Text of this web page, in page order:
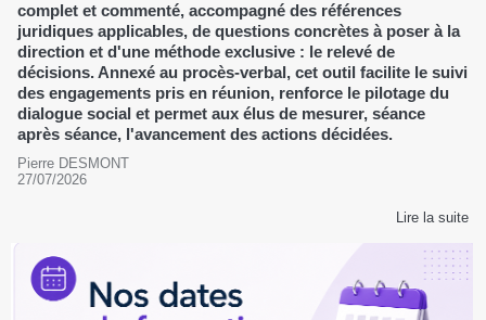
complet et commenté, accompagné des références
juridiques applicables, de questions concrètes à poser à la
direction et d'une méthode exclusive : le relevé de
décisions. Annexé au procès-verbal, cet outil facilite le suivi
des engagements pris en réunion, renforce le pilotage du
dialogue social et permet aux élus de mesurer, séance
après séance, l'avancement des actions décidées.
Pierre DESMONT
27/07/2026
Lire la suite